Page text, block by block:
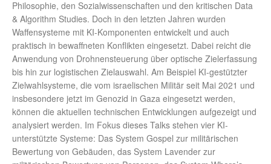
Philosophie, den Sozialwissenschaften und den kritischen Data
& Algorithm Studies. Doch in den letzten Jahren wurden
Waffensysteme mit KI-Komponenten entwickelt und auch
praktisch in bewaffneten Konflikten eingesetzt. Dabei reicht die
Anwendung von Drohnensteuerung über optische Zielerfassung
bis hin zur logistischen Zielauswahl. Am Beispiel KI-gestützter
Zielwahlsysteme, die vom israelischen Militär seit Mai 2021 und
insbesondere jetzt im Genozid in Gaza eingesetzt werden,
können die aktuellen technischen Entwicklungen aufgezeigt und
analysiert werden. Im Fokus dieses Talks stehen vier KI-
unterstützte Systeme: Das System Gospel zur militärischen
Bewertung von Gebäuden, das System Lavender zur